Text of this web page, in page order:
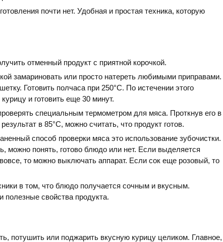
почти нет. Удобная и простая техника, которую
отменный продукт с приятной корочкой.
замариновать или просто натереть любимыми приправами.
Готовить полчаса при 250°С. По истечении этого
и готовить еще 30 минут.
специальным термометром для мяса. Проткнув его в
в 85°С, можно считать, что продукт готов.
способ проверки мяса это использование зубочистки.
можно понять, готово блюдо или нет. Если выделяется
то можно выключать аппарат. Если сок еще розовый, то
в том, что блюдо получается сочным и вкусным.
полезные свойства продукта.
потушить или поджарить вкусную курицу целиком. Главное,